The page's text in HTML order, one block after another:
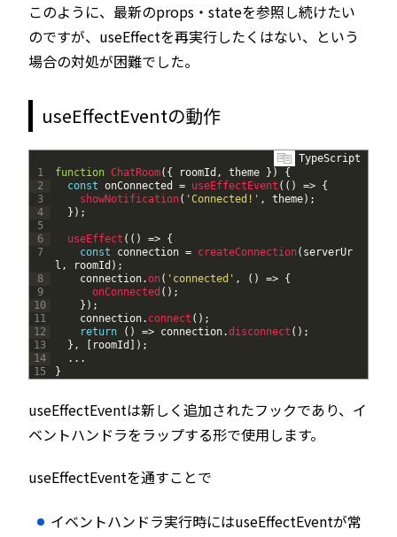
このように、最新のprops・stateを参照し続けたい
のですが、useEffectを再実行したくはない、という
場合の対処が困難でした。
useEffectEventの動作
TypeScript
1
2
3
4
5
6
7
8
9
10
11
12
13
14
15
function ChatRoom( { roomId , theme } )
{
const onConnected = useEffectEvent ( ( ) => {
showNotification( 'Connected!' , theme) ;
} ) ;
useEffect ( ( ) => {
const
connection = createConnection( serverUr
l , roomId ) ;
connection.on( 'connected' , ( ) => {
onConnected ( ) ;
} ) ;
connection. connect ( ) ;
return
( ) => connection.disconnect ( ) ;
} , roomId ) ;
. . .
}
useEffectEventは新しく追加されたフックであり、イ
ベントハンドラをラップする形で使用します。
useEffectEventを通すことで
イベントハンドラ実行時にはuseEffectEventが常